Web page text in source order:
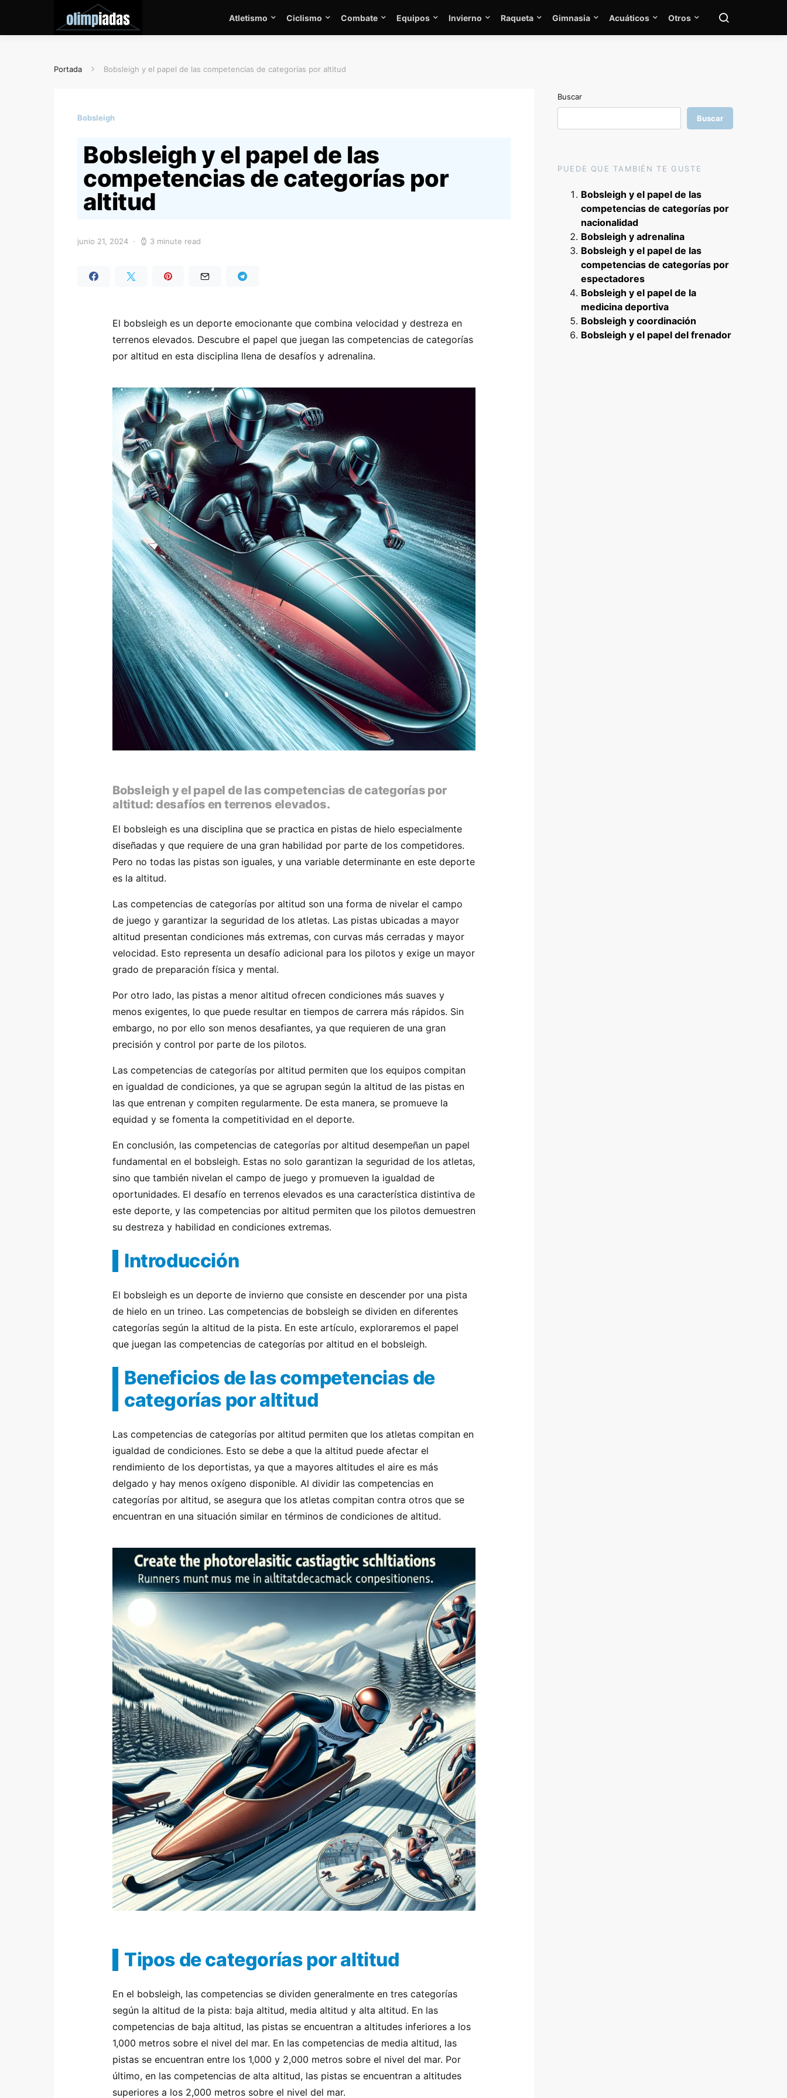
Atletismo Ciclismo Combate Equipos Invierno Raqueta Gimnasia Acuáticos Otros
Portada Bobsleigh y el papel de las competencias de categorías por altitud
Bobsleigh
Bobsleigh y el papel de las
competencias de categorías por
altitud
junio 21, 2024 3 minute read
El bobsleigh es un deporte emocionante que combina velocidad y destreza en
terrenos elevados. Descubre el papel que juegan las competencias de categorías
por altitud en esta disciplina llena de desafíos y adrenalina.
Bobsleigh y el papel de las competencias de categorías por
altitud: desafíos en terrenos elevados.
El bobsleigh es una disciplina que se practica en pistas de hielo especialmente
diseñadas y que requiere de una gran habilidad por parte de los competidores.
Pero no todas las pistas son iguales, y una variable determinante en este deporte
es la altitud.
Las competencias de categorías por altitud son una forma de nivelar el campo
de juego y garantizar la seguridad de los atletas. Las pistas ubicadas a mayor
altitud presentan condiciones más extremas, con curvas más cerradas y mayor
velocidad. Esto representa un desafío adicional para los pilotos y exige un mayor
grado de preparación física y mental.
Por otro lado, las pistas a menor altitud ofrecen condiciones más suaves y
menos exigentes, lo que puede resultar en tiempos de carrera más rápidos. Sin
embargo, no por ello son menos desafiantes, ya que requieren de una gran
precisión y control por parte de los pilotos.
Las competencias de categorías por altitud permiten que los equipos compitan
en igualdad de condiciones, ya que se agrupan según la altitud de las pistas en
las que entrenan y compiten regularmente. De esta manera, se promueve la
equidad y se fomenta la competitividad en el deporte.
En conclusión, las competencias de categorías por altitud desempeñan un papel
fundamental en el bobsleigh. Estas no solo garantizan la seguridad de los atletas,
sino que también nivelan el campo de juego y promueven la igualdad de
oportunidades. El desafío en terrenos elevados es una característica distintiva de
este deporte, y las competencias por altitud permiten que los pilotos demuestren
su destreza y habilidad en condiciones extremas.
Introducción
El bobsleigh es un deporte de invierno que consiste en descender por una pista
de hielo en un trineo. Las competencias de bobsleigh se dividen en diferentes
categorías según la altitud de la pista. En este artículo, exploraremos el papel
que juegan las competencias de categorías por altitud en el bobsleigh.
Beneficios de las competencias de
categorías por altitud
Las competencias de categorías por altitud permiten que los atletas compitan en
igualdad de condiciones. Esto se debe a que la altitud puede afectar el
rendimiento de los deportistas, ya que a mayores altitudes el aire es más
delgado y hay menos oxígeno disponible. Al dividir las competencias en
categorías por altitud, se asegura que los atletas compitan contra otros que se
encuentran en una situación similar en términos de condiciones de altitud.
Tipos de categorías por altitud
En el bobsleigh, las competencias se dividen generalmente en tres categorías
según la altitud de la pista: baja altitud, media altitud y alta altitud. En las
competencias de baja altitud, las pistas se encuentran a altitudes inferiores a los
1,000 metros sobre el nivel del mar. En las competencias de media altitud, las
pistas se encuentran entre los 1,000 y 2,000 metros sobre el nivel del mar. Por
último, en las competencias de alta altitud, las pistas se encuentran a altitudes
superiores a los 2,000 metros sobre el nivel del mar.
Buscar
Buscar
PUEDE QUE TAMBIÉN TE GUSTE
Bobsleigh y el papel de las
competencias de categorías por
nacionalidad
Bobsleigh y adrenalina
Bobsleigh y el papel de las
competencias de categorías por
espectadores
Bobsleigh y el papel de la
medicina deportiva
Bobsleigh y coordinación
Bobsleigh y el papel del frenador